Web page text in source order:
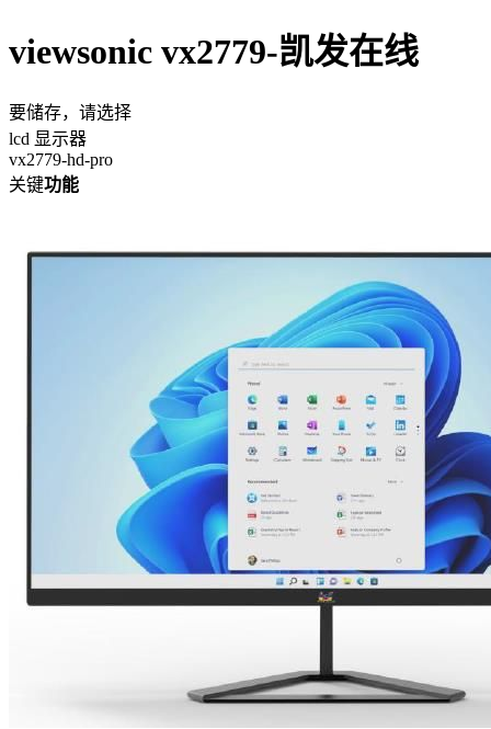
viewsonic vx2779-凯发在线
要储存，请选择
lcd 显示器
vx2779-hd-pro
关键功能